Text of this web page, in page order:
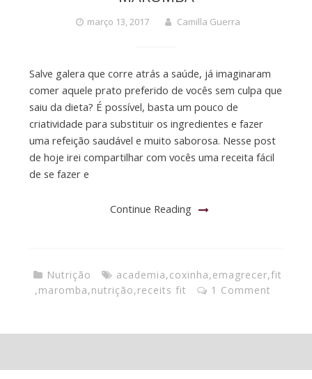
março 13, 2017 Camilla Guerra
Salve galera que corre atrás a saúde, já imaginaram
comer aquele prato preferido de vocês sem culpa que
saiu da dieta? É possível, basta um pouco de
criatividade para substituir os ingredientes e fazer
uma refeição saudável e muito saborosa. Nesse post
de hoje irei compartilhar com vocês uma receita fácil
de se fazer e
Continue Reading
Nutrição academia,coxinha,emagrecer,fit
,maromba,nutrição,receits fit 1 Comment